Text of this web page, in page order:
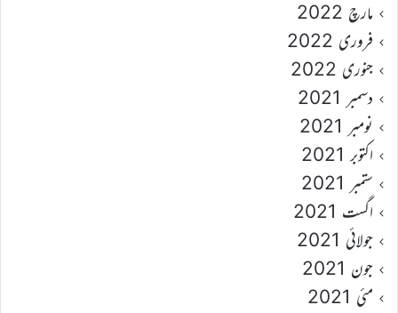
مارچ 2022
فروری 2022
جنوری 2022
دسمبر 2021
نومبر 2021
اکتوبر 2021
ستمبر 2021
اگست 2021
جولائی 2021
جون 2021
مئی 2021